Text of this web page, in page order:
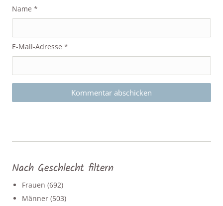
Name*
E-Mail-Adresse*
Nach Geschlecht filtern
Frauen (692)
Männer (503)